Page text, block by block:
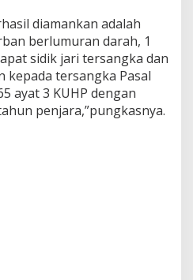
diamankan adalah
berlumuran darah, 1
sidik jari tersangka dan
kepada tersangka Pasal
ayat 3 KUHP dengan
penjara,”pungkasnya.